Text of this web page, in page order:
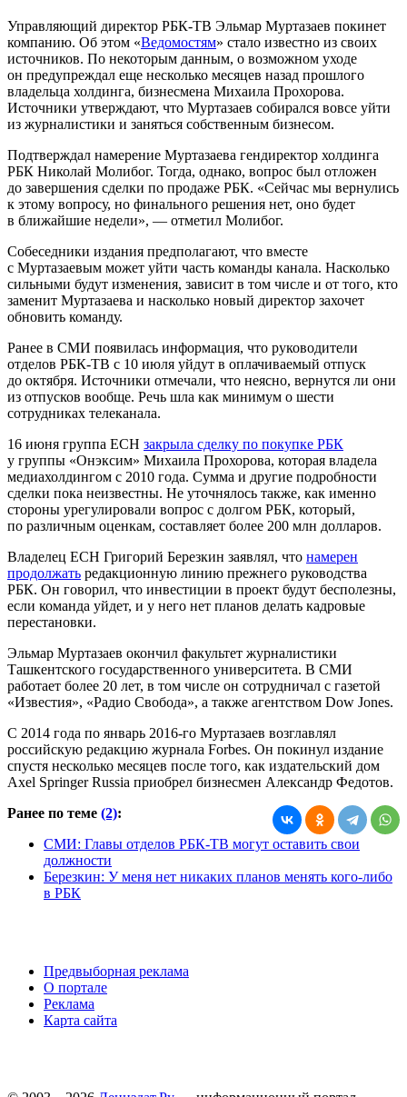
Управляющий директор РБК-ТВ Эльмар Муртазаев покинет
компанию. Об этом «Ведомостям» стало известно из своих
источников. По некоторым данным, о возможном уходе
он предупреждал еще несколько месяцев назад прошлого
владельца холдинга, бизнесмена Михаила Прохорова.
Источники утверждают, что Муртазаев собирался вовсе уйти
из журналистики и заняться собственным бизнесом.
Подтверждал намерение Муртазаева гендиректор холдинга
РБК Николай Молибог. Тогда, однако, вопрос был отложен
до завершения сделки по продаже РБК. «Сейчас мы вернулись
к этому вопросу, но финального решения нет, оно будет
в ближайшие недели», — отметил Молибог.
Собеседники издания предполагают, что вместе
с Муртазаевым может уйти часть команды канала. Насколько
сильными будут изменения, зависит в том числе и от того, кто
заменит Муртазаева и насколько новый директор захочет
обновить команду.
Ранее в СМИ появилась информация, что руководители
отделов РБК-ТВ с 10 июля уйдут в оплачиваемый отпуск
до октября. Источники отмечали, что неясно, вернутся ли они
из отпусков вообще. Речь шла как минимум о шести
сотрудниках телеканала.
16 июня группа ЕСН закрыла сделку по покупке РБК
у группы «Онэксим» Михаила Прохорова, которая владела
медиахолдингом с 2010 года. Сумма и другие подробности
сделки пока неизвестны. Не уточнялось также, как именно
стороны урегулировали вопрос с долгом РБК, который,
по различным оценкам, составляет более 200 млн долларов.
Владелец ЕСН Григорий Березкин заявлял, что намерен
продолжать редакционную линию прежнего руководства
РБК. Он говорил, что инвестиции в проект будут бесполезны,
если команда уйдет, и у него нет планов делать кадровые
перестановки.
Эльмар Муртазаев окончил факультет журналистики
Ташкентского государственного университета. В СМИ
работает более 20 лет, в том числе он сотрудничал с газетой
«Известия», «Радио Свобода», а также агентством Dow Jones.
С 2014 года по январь 2016-го Муртазаев возглавлял
российскую редакцию журнала Forbes. Он покинул издание
спустя несколько месяцев после того, как издательский дом
Axel Springer Russia приобрел бизнесмен Александр Федотов.
Ранее по теме (2):
СМИ: Главы отделов РБК-ТВ могут оставить свои
должности
Березкин: У меня нет никаких планов менять кого-либо
в РБК
Предвыборная реклама
О портале
Реклама
Карта сайта